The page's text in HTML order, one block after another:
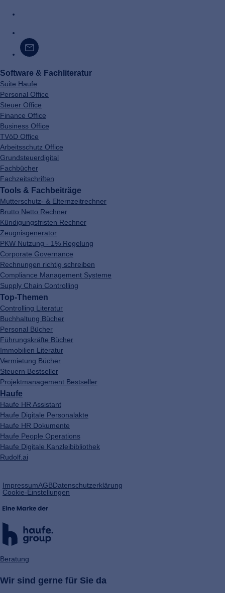
Software & Fachliteratur
Suite Haufe
Personal Office
Steuer Office
Finance Office
Business Office
TVöD Office
Arbeitsschutz Office
Grundsteuerdigital
Fachbücher
Fachzeitschriften
Tools & Fachbeiträge
Mutterschutz- & Elternzeitrechner
Brutto Netto Rechner
Kündigungsfristen Rechner
Zeugnisgenerator
PKW Nutzung - 1% Regelung
Corporate Governance
Rechnungen richtig schreiben
Compliance Management Systeme
Supply Chain Controlling
Top-Themen
Controlling Literatur
Buchhaltung Bücher
Personal Bücher
Führungskräfte Bücher
Immobilien Literatur
Vermietung Bücher
Steuern Bestseller
Projektmanagement Bestseller
Haufe
Haufe HR Assistant
Haufe Digitale Personalakte
Haufe HR Dokumente
Haufe People Operations
Haufe Digitale Kanzleibibliothek
Rudolf.ai
ImpressumAGB(öffnet
in
einem
Datenschutzerklärung
Cookie-Einstellungen
Beratung
Wir sind gerne für Sie da